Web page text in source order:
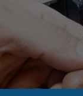
contenido